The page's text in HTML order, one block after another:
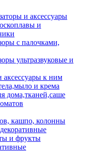
и аксессуары
и
с палочками,
ультразвуковые и
аксессуары к ним
и крема
дома,тканей,саше
кашпо, колонны
и фрукты